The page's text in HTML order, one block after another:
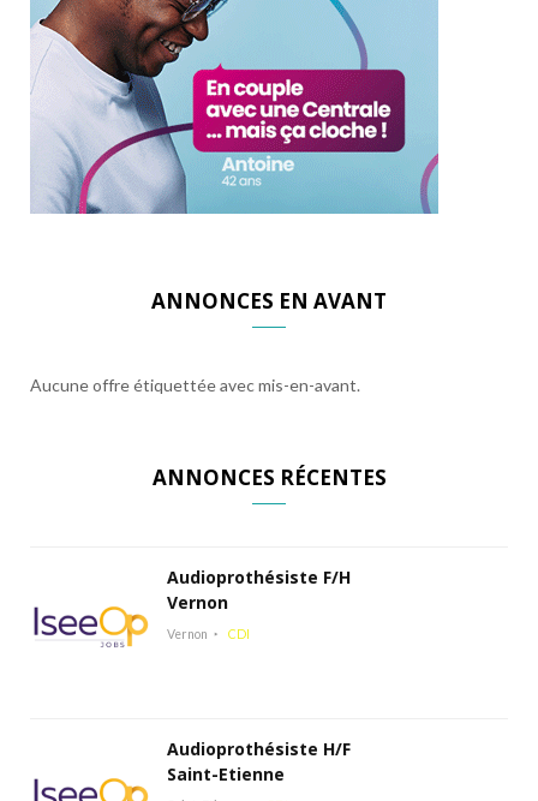
ANNONCES EN AVANT
Aucune offre étiquettée avec mis-en-avant.
ANNONCES RÉCENTES
Audioprothésiste F/H
Vernon
Vernon CDI
Audioprothésiste H/F
Saint-Etienne